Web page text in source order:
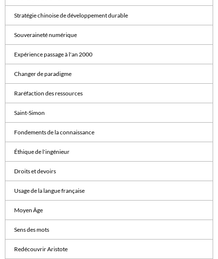
Stratégie chinoise de développement durable
Souveraineté numérique
Expérience passage à l'an 2000
Changer de paradigme
Raréfaction des ressources
Saint-Simon
Fondements de la connaissance
Éthique de l'ingénieur
Droits et devoirs
Usage de la langue française
Moyen Âge
Sens des mots
Redécouvrir Aristote